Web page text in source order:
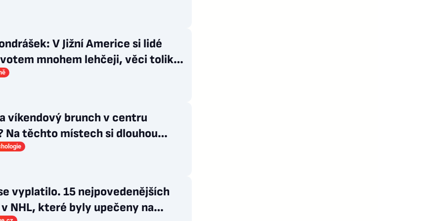
V Jižní Americe si lidé
mnohem lehčeji, věci tolik
víkendový brunch v centru
Na těchto místech si dlouhou
užívají i místní
vyplatilo. 15 nejpovedenějších
NHL, které byly upečeny na